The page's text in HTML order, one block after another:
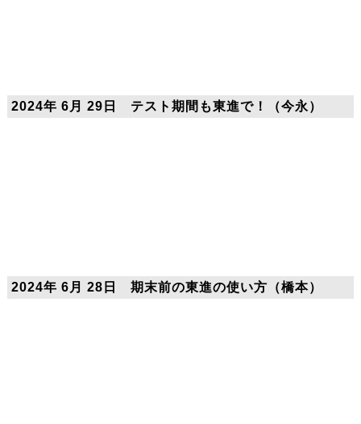
2024年 6月 29日 テスト期間も東進で！（今永）
2024年 6月 28日 期末前の東進の使い方（橋本）